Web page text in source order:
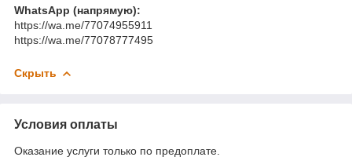
WhatsApp (напрямую):
https://wa.me/77074955911
https://wa.me/77078777495
Скрыть
Условия оплаты
Оказание услуги только по предоплате.